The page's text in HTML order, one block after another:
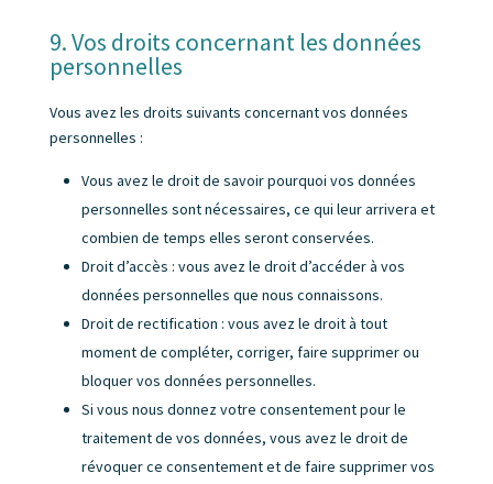
9. Vos droits concernant les données
personnelles
Vous avez les droits suivants concernant vos données
personnelles :
Vous avez le droit de savoir pourquoi vos données
personnelles sont nécessaires, ce qui leur arrivera et
combien de temps elles seront conservées.
Droit d’accès : vous avez le droit d’accéder à vos
données personnelles que nous connaissons.
Droit de rectification : vous avez le droit à tout
moment de compléter, corriger, faire supprimer ou
bloquer vos données personnelles.
Si vous nous donnez votre consentement pour le
traitement de vos données, vous avez le droit de
révoquer ce consentement et de faire supprimer vos